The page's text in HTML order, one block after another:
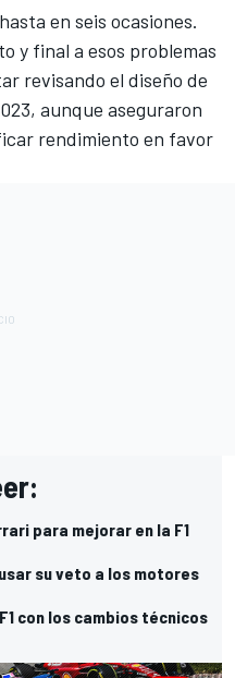
en seis ocasiones.
y final a esos problemas
revisando el diseño de
aunque aseguraron
rendimiento en favor
para mejorar en la F1
su veto a los motores
con los cambios técnicos